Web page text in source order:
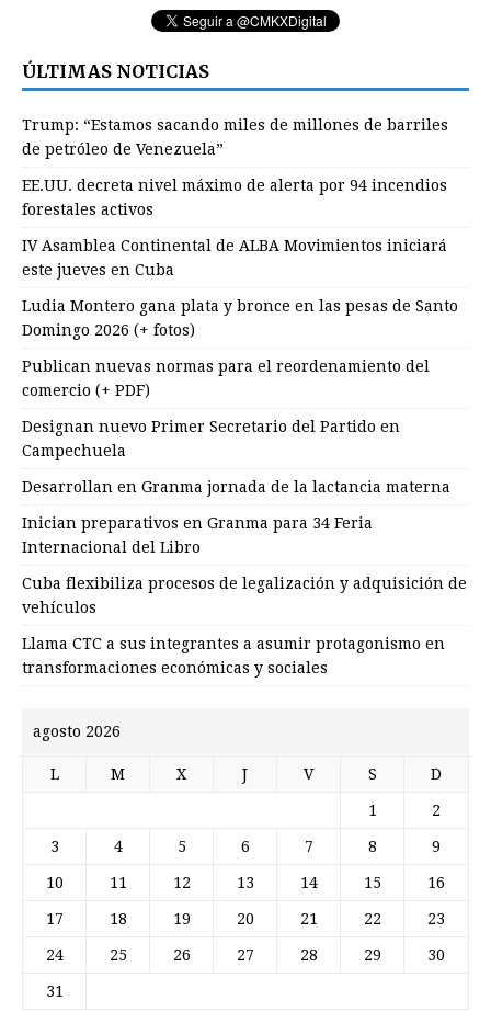
ÚLTIMAS NOTICIAS
Trump: “Estamos sacando miles de millones de barriles
de petróleo de Venezuela”
EE.UU. decreta nivel máximo de alerta por 94 incendios
forestales activos
IV Asamblea Continental de ALBA Movimientos iniciará
este jueves en Cuba
Ludia Montero gana plata y bronce en las pesas de Santo
Domingo 2026 (+ fotos)
Publican nuevas normas para el reordenamiento del
comercio (+ PDF)
Designan nuevo Primer Secretario del Partido en
Campechuela
Desarrollan en Granma jornada de la lactancia materna
Inician preparativos en Granma para 34 Feria
Internacional del Libro
Cuba flexibiliza procesos de legalización y adquisición de
vehículos
Llama CTC a sus integrantes a asumir protagonismo en
transformaciones económicas y sociales
agosto 2026
L M X J V S D
1 2
3 4 5 6 7 8 9
10 11 12 13 14 15 16
17 18 19 20 21 22 23
24 25 26 27 28 29 30
31